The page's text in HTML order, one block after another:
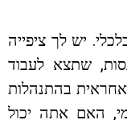
יש לך ציפייה
שתצא לעבוד
אחראית בהתנהלות
האם אתה יכול